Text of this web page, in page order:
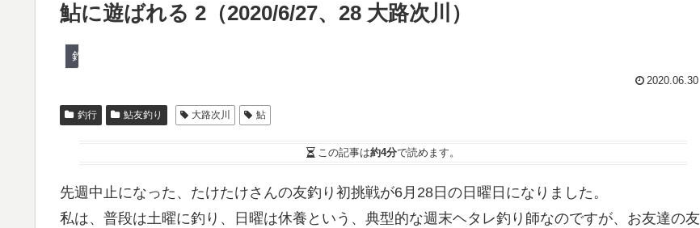
鮎に遊ばれる 2（2020/6/27、28 大路次川）
釣行
2020.06.30
釣行 鮎友釣り 大路次川 鮎
この記事は約4分で読めます。
先週中止になった、たけたけさんの友釣り初挑戦が6月28日の日曜日になりました。
私は、普段は土曜に釣り、日曜は休養という、典型的な週末ヘタレ釣り師なのですが、お友達の友